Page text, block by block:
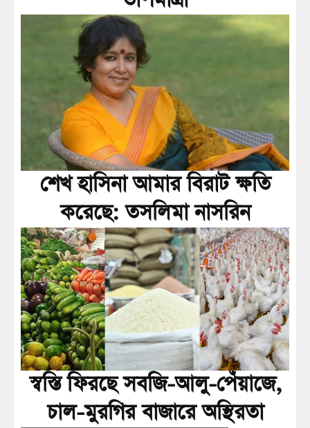
শেখ হাসিনা আমার বিরাট ক্ষতি
করেছে: তসলিমা নাসরিন
স্বস্তি ফিরছে সবজি-আলু-পেঁয়াজে,
চাল-মুরগির বাজারে অস্থিরতা